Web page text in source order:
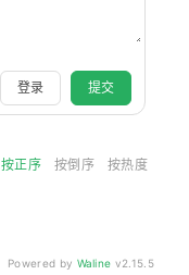
登录 提交
按正序 按倒序 按热度
Powered by Waline v2.15.5